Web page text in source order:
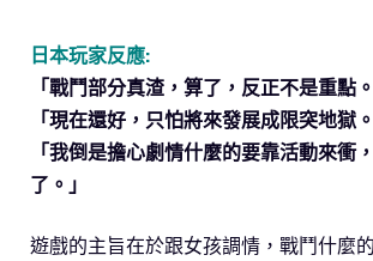
日本玩家反應:
「戰鬥部分真渣，算了，反正不是重點。
「現在還好，只怕將來發展成限突地獄。
「我倒是擔心劇情什麼的要靠活動來衝
了。」
遊戲的主旨在於跟女孩調情，戰鬥什麼